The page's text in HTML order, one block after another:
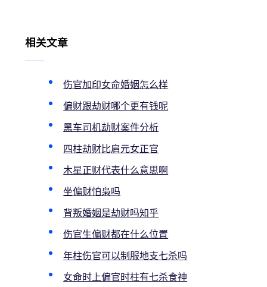
相关文章
伤官加印女命婚姻怎么样
偏财跟劫财哪个更有钱呢
黑车司机劫财案件分析
四柱劫财比肩元女正官
木星正财代表什么意思啊
坐偏财怕枭吗
背叛婚姻是劫财吗知乎
伤官生偏财都在什么位置
年柱伤官可以制服地支七杀吗
女命时上偏官时柱有七杀食神